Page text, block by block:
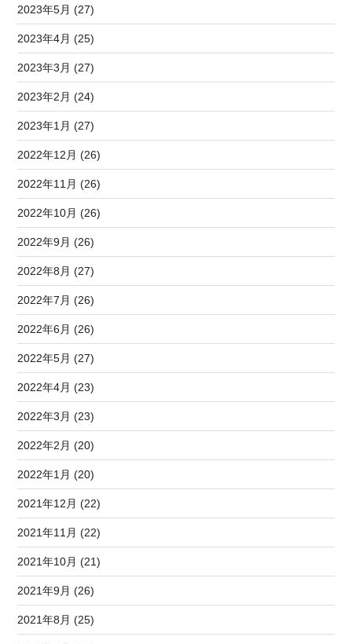
2023年5月 (27)
2023年4月 (25)
2023年3月 (27)
2023年2月 (24)
2023年1月 (27)
2022年12月 (26)
2022年11月 (26)
2022年10月 (26)
2022年9月 (26)
2022年8月 (27)
2022年7月 (26)
2022年6月 (26)
2022年5月 (27)
2022年4月 (23)
2022年3月 (23)
2022年2月 (20)
2022年1月 (20)
2021年12月 (22)
2021年11月 (22)
2021年10月 (21)
2021年9月 (26)
2021年8月 (25)